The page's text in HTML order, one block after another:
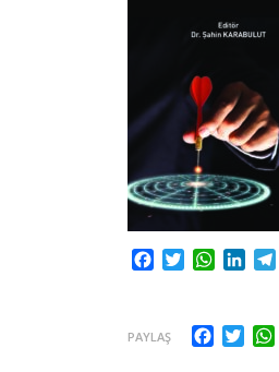
Facebook
Twitter
PAYLAŞ